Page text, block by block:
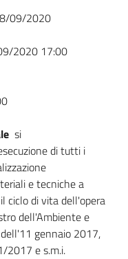
09/2020
2020 17:00
si
di tutti i
e tecniche a
ciclo di vita dell'opera
dell'Ambiente e
gennaio 2017,
2017 e s.m.i.